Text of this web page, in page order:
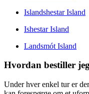
Islandshestar Island
Ishestar Island
Landsmót Island
Hvordan bestiller
Under hver enkel tur er